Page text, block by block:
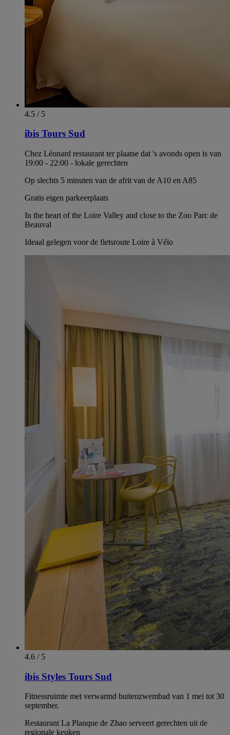
4.5 / 5
ibis Tours Sud
Chez Léonard restaurant ter plaatse dat 's avonds open is van
19:00 - 22:00 - lokale gerechten
Op slechts 5 minuten van de afrit van de A10 en A85
Gratis eigen parkeerplaats
In the heart of the Loire Valley and close to the Zoo Parc de
Beauval
Ideaal gelegen voor de fietsroute Loire à Vélo
4.6 / 5
ibis Styles Tours Sud
Fitnessruimte met verwarmd buitenzwembad van 1 mei tot 30
september.
Restaurant La Planque de Zhao serveert gerechten uit de
regionale keuken